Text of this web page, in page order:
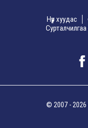
Нүүр хуудас
© 2007 - 2026